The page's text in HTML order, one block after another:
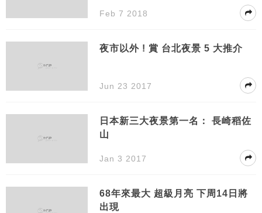
Feb 7 2018
夜市以外 ! 賞 台北夜景 5 大推介
Jun 23 2017
日本新三大夜景第一名： 長崎稻佐
山
Jan 3 2017
68年來最大 超級月亮 下周14日將
出現